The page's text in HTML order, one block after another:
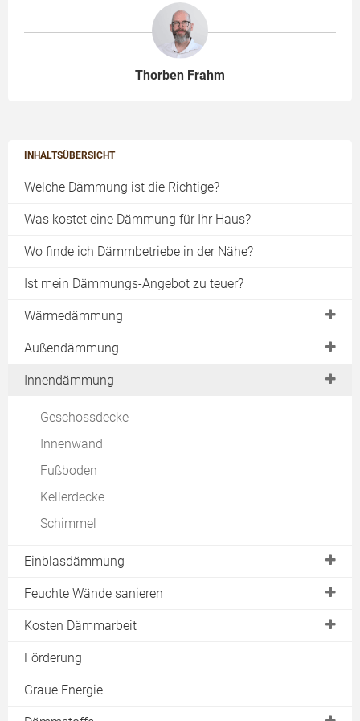
INHALTSÜBERSICHT
Welche Dämmung ist die Richtige?
Was kostet eine Dämmung für Ihr Haus?
Wo finde ich Dämmbetriebe in der Nähe?
Ist mein Dämmungs-Angebot zu teuer?
Wärmedämmung
Gebäudeenergiegesetz
EnEV Vorgaben
Wärmebrücken
im Altbau
im Neubau
Passivhaus
Außendämmung
Dach
Transparente Dämmung
Innendämmung
Geschossdecke
Innenwand
Fußboden
Kellerdecke
Schimmel
Einblasdämmung
Kennwerte
Vor- & Nachteile
Kosten
Förderung
Feuchte Wände sanieren
Ursachen
Gefahren
Abdichten
Kosten Dämmarbeit
Außendämmung
Fassadendämmung
Förderung
Graue Energie
Thorben Frahm